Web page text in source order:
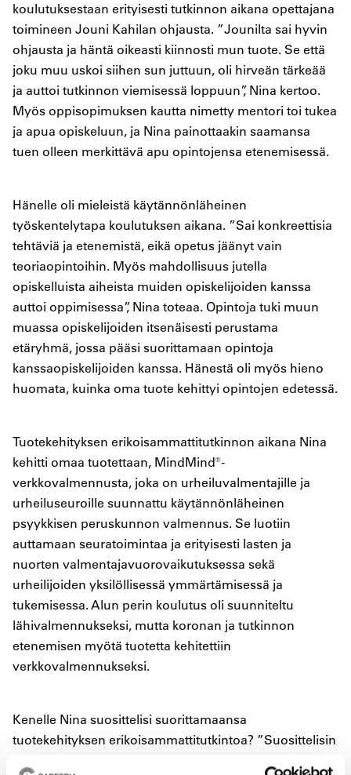
koulutuksestaan erityisesti tutkinnon aikana opettajana
toimineen Jouni Kahilan ohjausta. ”Jounilta sai hyvin
ohjausta ja häntä oikeasti kiinnosti mun tuote. Se että
joku muu uskoi siihen sun juttuun, oli hirveän tärkeää
ja auttoi tutkinnon viemisessä loppuun”, Nina kertoo.
Myös oppisopimuksen kautta nimetty mentori toi tukea
ja apua opiskeluun, ja Nina painottaakin saamansa
tuen olleen merkittävä apu opintojensa etenemisessä.
Hänelle oli mieleistä käytännönläheinen
työskentelytapa koulutuksen aikana. ”Sai konkreettisia
tehtäviä ja etenemistä, eikä opetus jäänyt vain
teoriaopintoihin. Myös mahdollisuus jutella
opiskelluista aiheista muiden opiskelijoiden kanssa
auttoi oppimisessa”, Nina toteaa. Opintoja tuki muun
muassa opiskelijoiden itsenäisesti perustama
etäryhmä, jossa pääsi suorittamaan opintoja
kanssaopiskelijoiden kanssa. Hänestä oli myös hieno
huomata, kuinka oma tuote kehittyi opintojen edetessä.
Tuotekehityksen erikoisammattitutkinnon aikana Nina
kehitti omaa tuotettaan, MindMind®-
verkkovalmennusta, joka on urheiluvalmentajille ja
urheiluseuroille suunnattu käytännönläheinen
psyykkisen peruskunnon valmennus. Se luotiin
auttamaan seuratoimintaa ja erityisesti lasten ja
nuorten valmentajavuorovaikutuksessa sekä
urheilijoiden yksilöllisessä ymmärtämisessä ja
tukemisessa. Alun perin koulutus oli suunniteltu
lähivalmennukseksi, mutta koronan ja tutkinnon
etenemisen myötä tuotetta kehitettiin
verkkovalmennukseksi.
Kenelle Nina suosittelisi suorittamaansa
tuotekehityksen erikoisammattitutkintoa? ”Suosittelisin